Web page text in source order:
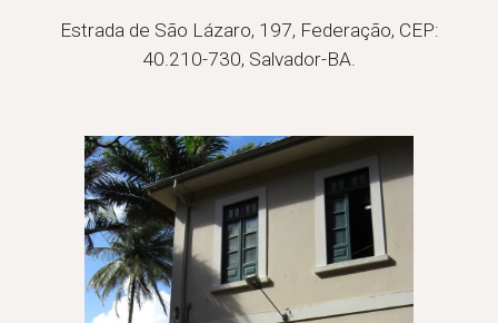
Estrada de São Lázaro, 197, Federação, CEP:
40.210-730, Salvador-BA.